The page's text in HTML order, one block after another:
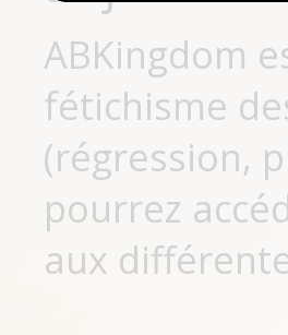
ABKingdom
fétichisme
(régression,
pourrez
aux